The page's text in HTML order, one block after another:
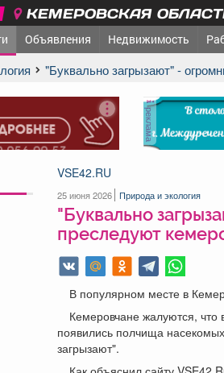
КЕМЕРОВСКАЯ
Объявления Недвижимость
"Буквально загрызают" -
реклама
VSE42.RU
25 июня 2026 Природа и экология
"Буквально
преследуют
В популярном месте в
Кемеровчане жалуются,
появились полчища
загрызают".